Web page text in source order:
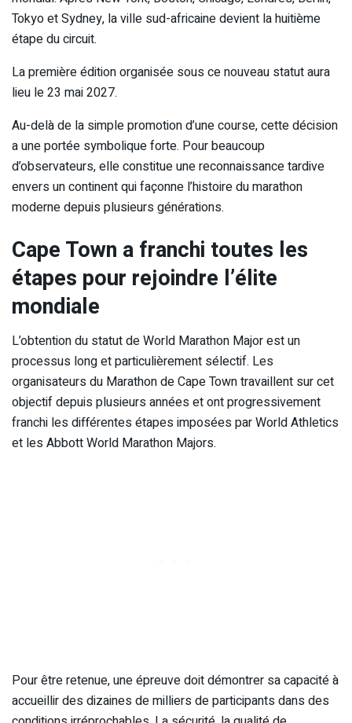
Tokyo et Sydney, la ville sud-africaine devient la huitième
étape du circuit.
La première édition organisée sous ce nouveau statut aura
lieu le 23 mai 2027.
Au-delà de la simple promotion d’une course, cette décision
a une portée symbolique forte. Pour beaucoup
d’observateurs, elle constitue une reconnaissance tardive
envers un continent qui façonne l’histoire du marathon
moderne depuis plusieurs générations.
Cape Town a franchi toutes les
étapes pour rejoindre l’élite
mondiale
L’obtention du statut de World Marathon Major est un
processus long et particulièrement sélectif. Les
organisateurs du Marathon de Cape Town travaillent sur cet
objectif depuis plusieurs années et ont progressivement
franchi les différentes étapes imposées par World Athletics
et les Abbott World Marathon Majors.
Pour être retenue, une épreuve doit démontrer sa capacité à
accueillir des dizaines de milliers de participants dans des